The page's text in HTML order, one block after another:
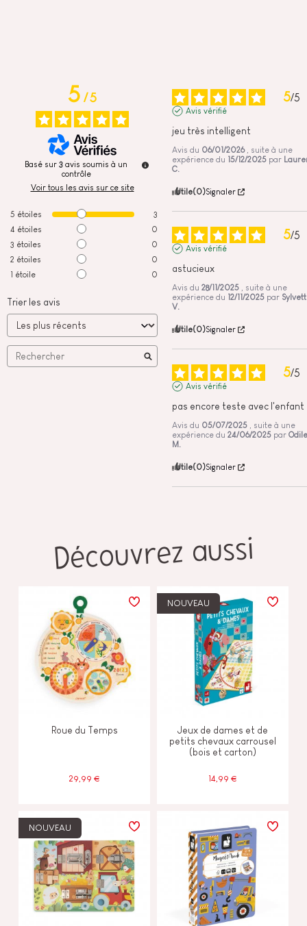
5/5
Basé sur 3 avis soumis à un
contrôle
Voir tous les avis sur ce site
5 étoiles
3
4 étoiles
0
3 étoiles
0
2 étoiles
0
1 étoile 0
Trier les avis
5/5
Avis vérifié
jeu très intelligent
Avis du 06/01/2026 , suite à une
expérience du 15/12/2025 par
C.
Utile(0)Signaler
5/5
Avis vérifié
astucieux
Avis du 28/11/2025 , suite à une
expérience du 12/11/2025 par
V.
Utile(0)Signaler
5/5
Avis vérifié
pas encore teste avec l'enfant
Avis du 05/07/2025 , suite à une
expérience du 24/06/2025 par Odile
M.
Utile(0)Signaler
Découvrez aussi
Roue du Temps
29,99 €
NOUVEAU
Jeux de dames et de
petits chevaux carrousel
(bois et carton)
14,99 €
NOUVEAU